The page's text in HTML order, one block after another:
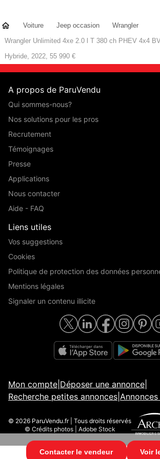
Contacter le vendeur Voir
Voiture Jeep occasion
Wrangler
Wrangler Unlimited 4xe 2.0 l T 380 ch PHEV 4x4
Hybride, 2022, 55 990 €
A propos de ParuVendu
Qui sommes-nous?
Nos solutions pour les pros
Recrutement
Témoignages
Presse
Applications
Nous contacter
Aide - FAQ
Liens utiles
Vos suggestions
Cookies
Politique de protection des données
Mentions légales
Signaler un contenu illicite
Mon compte Déposer une annonce
Recherche petites annonces
© 2026 ParuVendu.fr | Tous droits réservés
© Crédits photos | Adobe Stock
© 2026 ParuVendu.fr | Tous droits